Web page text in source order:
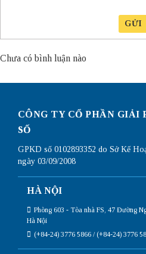
GỬI
Chưa có bình luận nào
CÔNG TY CỔ PHẦN GIẢI
SỐ
GPKD số 0102893352 do Sở Kế
ngày 03/09/2008
HÀ NỘI
Phòng 603 - Tòa nhà FS, 47 Đường
Hà Nội
(+84-24) 3776 5866 / (+84-24) 3776